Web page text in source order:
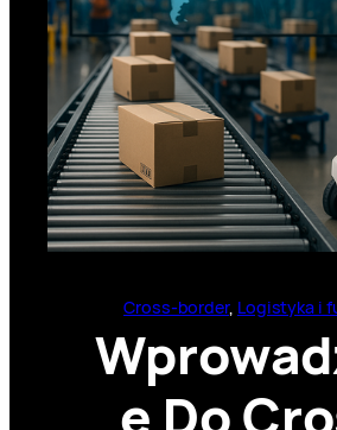
Cross-border, Logistyka i
e Do